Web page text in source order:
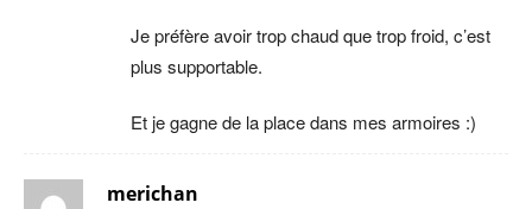
Je préfère avoir trop chaud que trop froid, c’est
plus supportable.
Et je gagne de la place dans mes armoires :)
merichan